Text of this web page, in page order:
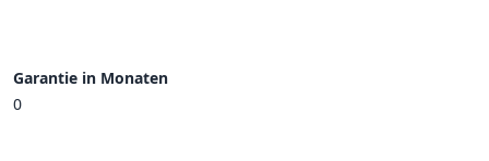
Garantie in Monaten
0